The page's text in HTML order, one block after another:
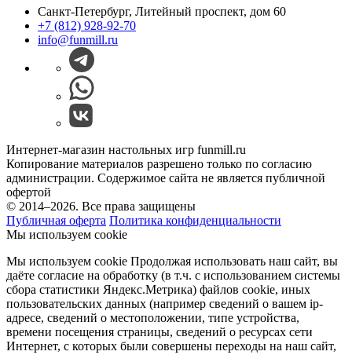
Санкт-Петербург, Литейный проспект, дом 60
+7 (812) 928-92-70
info@funmill.ru
Интернет-магазин настольных игр funmill.ru
Копирование материалов разрешено только по согласию
администрации. Содержимое сайта не является публичной
офертой
© 2014–2026. Все права защищены
Публичная оферта Политика конфиденциальности
Мы используем cookie
Мы используем cookie Продолжая использовать наш cайт, вы
даёте согласие на обработку (в т.ч. с использованием системы
сбора статистики Яндекс.Метрика) файлов cookie, иных
пользовательских данных (например сведений о вашем ip-
адресе, сведений о местоположении, типе устройства,
времени посещения страницы, сведений о ресурсах сети
Интернет, с которых были совершены переходы на наш сайт,